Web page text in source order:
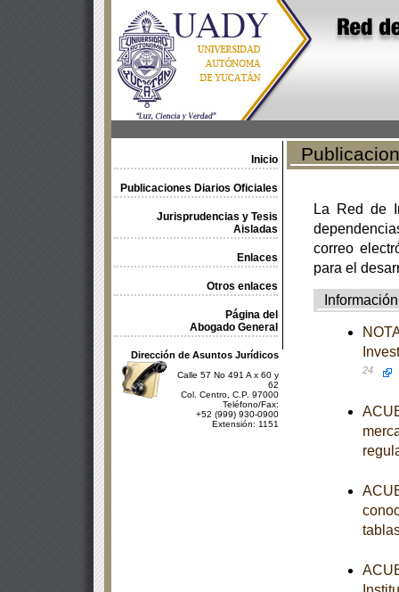
Inicio
Publicaciones Diarios Oficiales
Jurisprudencias y Tesis
Aisladas
Enlaces
Otros enlaces
Página del
Abogado General
Dirección de Asuntos Jurídicos
Calle 57 No 491 A x 60 y
62
Col. Centro, C.P. 97000
Teléfono/Fax:
+52 (999) 930-0900
Extensión: 1151
La Red de
correo
para el
Información
24